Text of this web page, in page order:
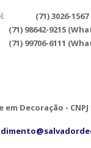
(71) 3026-1567
(71) 98642-9215
(71) 99706-6111
Decoração - CNPJ